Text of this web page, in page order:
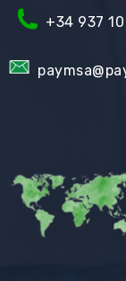
+34 937